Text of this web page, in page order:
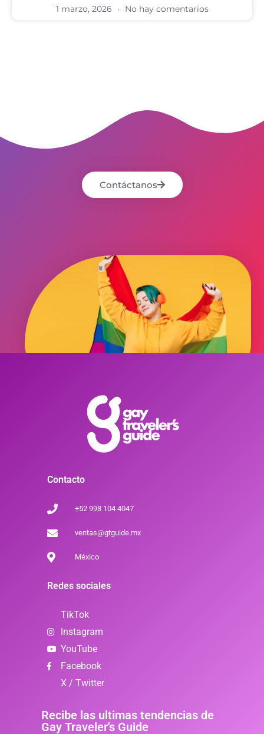
1 marzo, 2026 No hay comentarios
Contáctanos
Contacto
+52 998 104 4047
ventas@gtguide.mx
México
Redes sociales
TikTok
Instagram
YouTube
Facebook
X / Twitter
Recibe las ultimas tendencias de
Gay Traveler's Guide